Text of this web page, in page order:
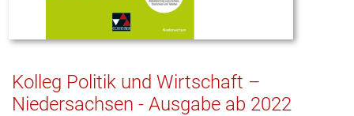
Kolleg Politik und Wirtschaft –
Niedersachsen - Ausgabe ab 2022